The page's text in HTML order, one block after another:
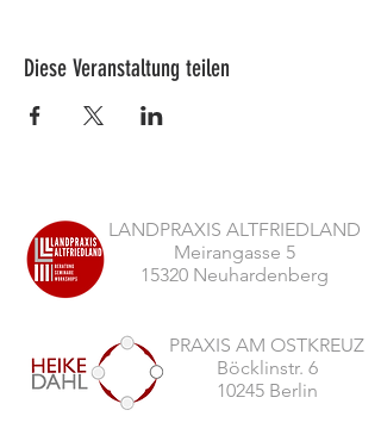
Diese Veranstaltung teilen
LANDPRAXIS ALTFRIEDLAND
Meirangasse 5
15320 Neuhardenberg
PRAXIS AM OSTKREUZ
Böcklinstr. 6
10245 Berlin